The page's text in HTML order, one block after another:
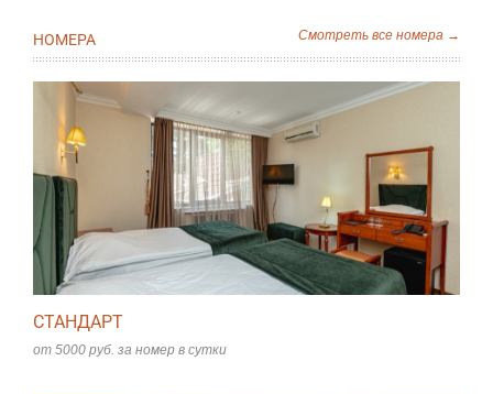
НОМЕРА Смотреть все номера →
СТАНДАРТ
от 5000 руб. за номер в сутки